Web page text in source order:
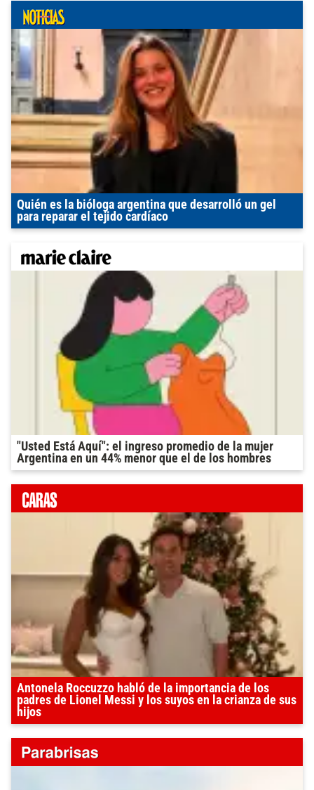
Quién es la bióloga argentina que desarrolló un gel
para reparar el tejido cardíaco
"Usted Está Aquí": el ingreso promedio de la mujer
Argentina en un 44% menor que el de los hombres
Antonela Roccuzzo habló de la importancia de los
padres de Lionel Messi y los suyos en la crianza de sus
hijos